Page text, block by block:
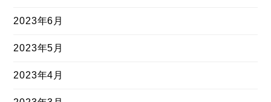
2023年6月
2023年5月
2023年4月